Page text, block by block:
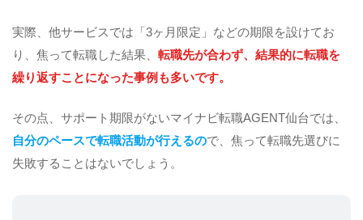
実際、他サービスでは「3ヶ月限定」などの期限を設けてお
り、焦って転職した結果、 転職先が合わず、結果的に転職を
繰り返すことになった事例も多いです。
その点、サポート期限がないマイナビ転職AGENT仙台では、
自分のペースで転職活動が行えるので、焦って転職先選びに
失敗することはないでしょう。